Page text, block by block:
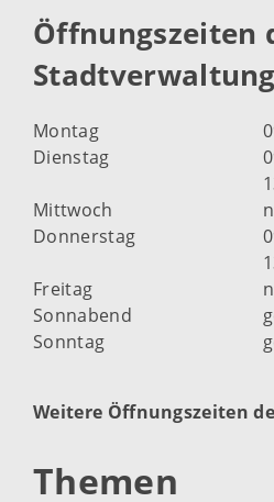
Öffnungszeiten
Montag
Dienstag
Mittwoch
Donnerstag
Freitag
Sonnabend
Sonntag
Weitere Öffnungszeiten
Themen